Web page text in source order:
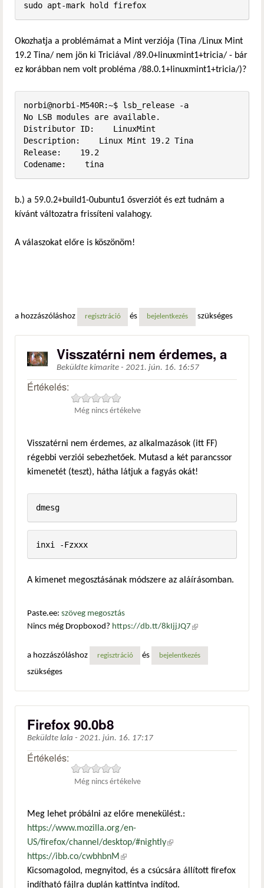
sudo apt-mark hold firefox
Okozhatja a problémámat a Mint verziója (Tina /Linux Mint
19.2 Tina/ nem jön ki Triciával /89.0+linuxmint1+tricia/ - bár
ez korábban nem volt probléma /88.0.1+linuxmint1+tricia/)?
norbi@norbi-M540R:~$ lsb_release -a
No LSB modules are available.
Distributor ID:    LinuxMint
Description:    Linux Mint 19.2 Tina
Release:    19.2
Codename:    tina
b.) a 59.0.2+build1-0ubuntu1 ősverziót és ezt tudnám a
kívánt változatra frissíteni valahogy.
A válaszokat előre is köszönöm!
a hozzászóláshoz regisztráció és bejelentkezés szükséges
Visszatérni nem érdemes, a
Beküldte kimarite - 2021. jún. 16. 16:57
Értékelés:
Még nincs értékelve
Visszatérni nem érdemes, az alkalmazások (itt FF)
régebbi verziói sebezhetőek. Mutasd a két parancssor
kimenetét (teszt), hátha látjuk a fagyás okát!
dmesg
inxi -Fzxxx
A kimenet megosztásának módszere az aláírásomban.
Paste.ee: szöveg megosztás
Nincs még Dropboxod? https://db.tt/8kIjjJQ7 (külső
a hozzászóláshoz
regisztráció és bejelentkezés
szükséges
Firefox 90.0b8
Beküldte lala - 2021. jún. 16. 17:17
Értékelés:
Még nincs értékelve
Meg lehet próbálni az előre menekülést.:
https://www.mozilla.org/en-
US/firefox/channel/desktop/#nightly(külső hivatkozás)
https://ibb.co/cwbhbnM (külső hivatkozás)
Kicsomagolod, megnyitod, és a csúcsára állított firefox
indítható fájlra duplán kattintva indítod.